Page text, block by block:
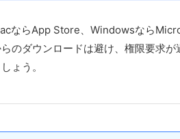
ならApp Store、Windowsなら
のダウンロードは避け、権限要求
ょう。